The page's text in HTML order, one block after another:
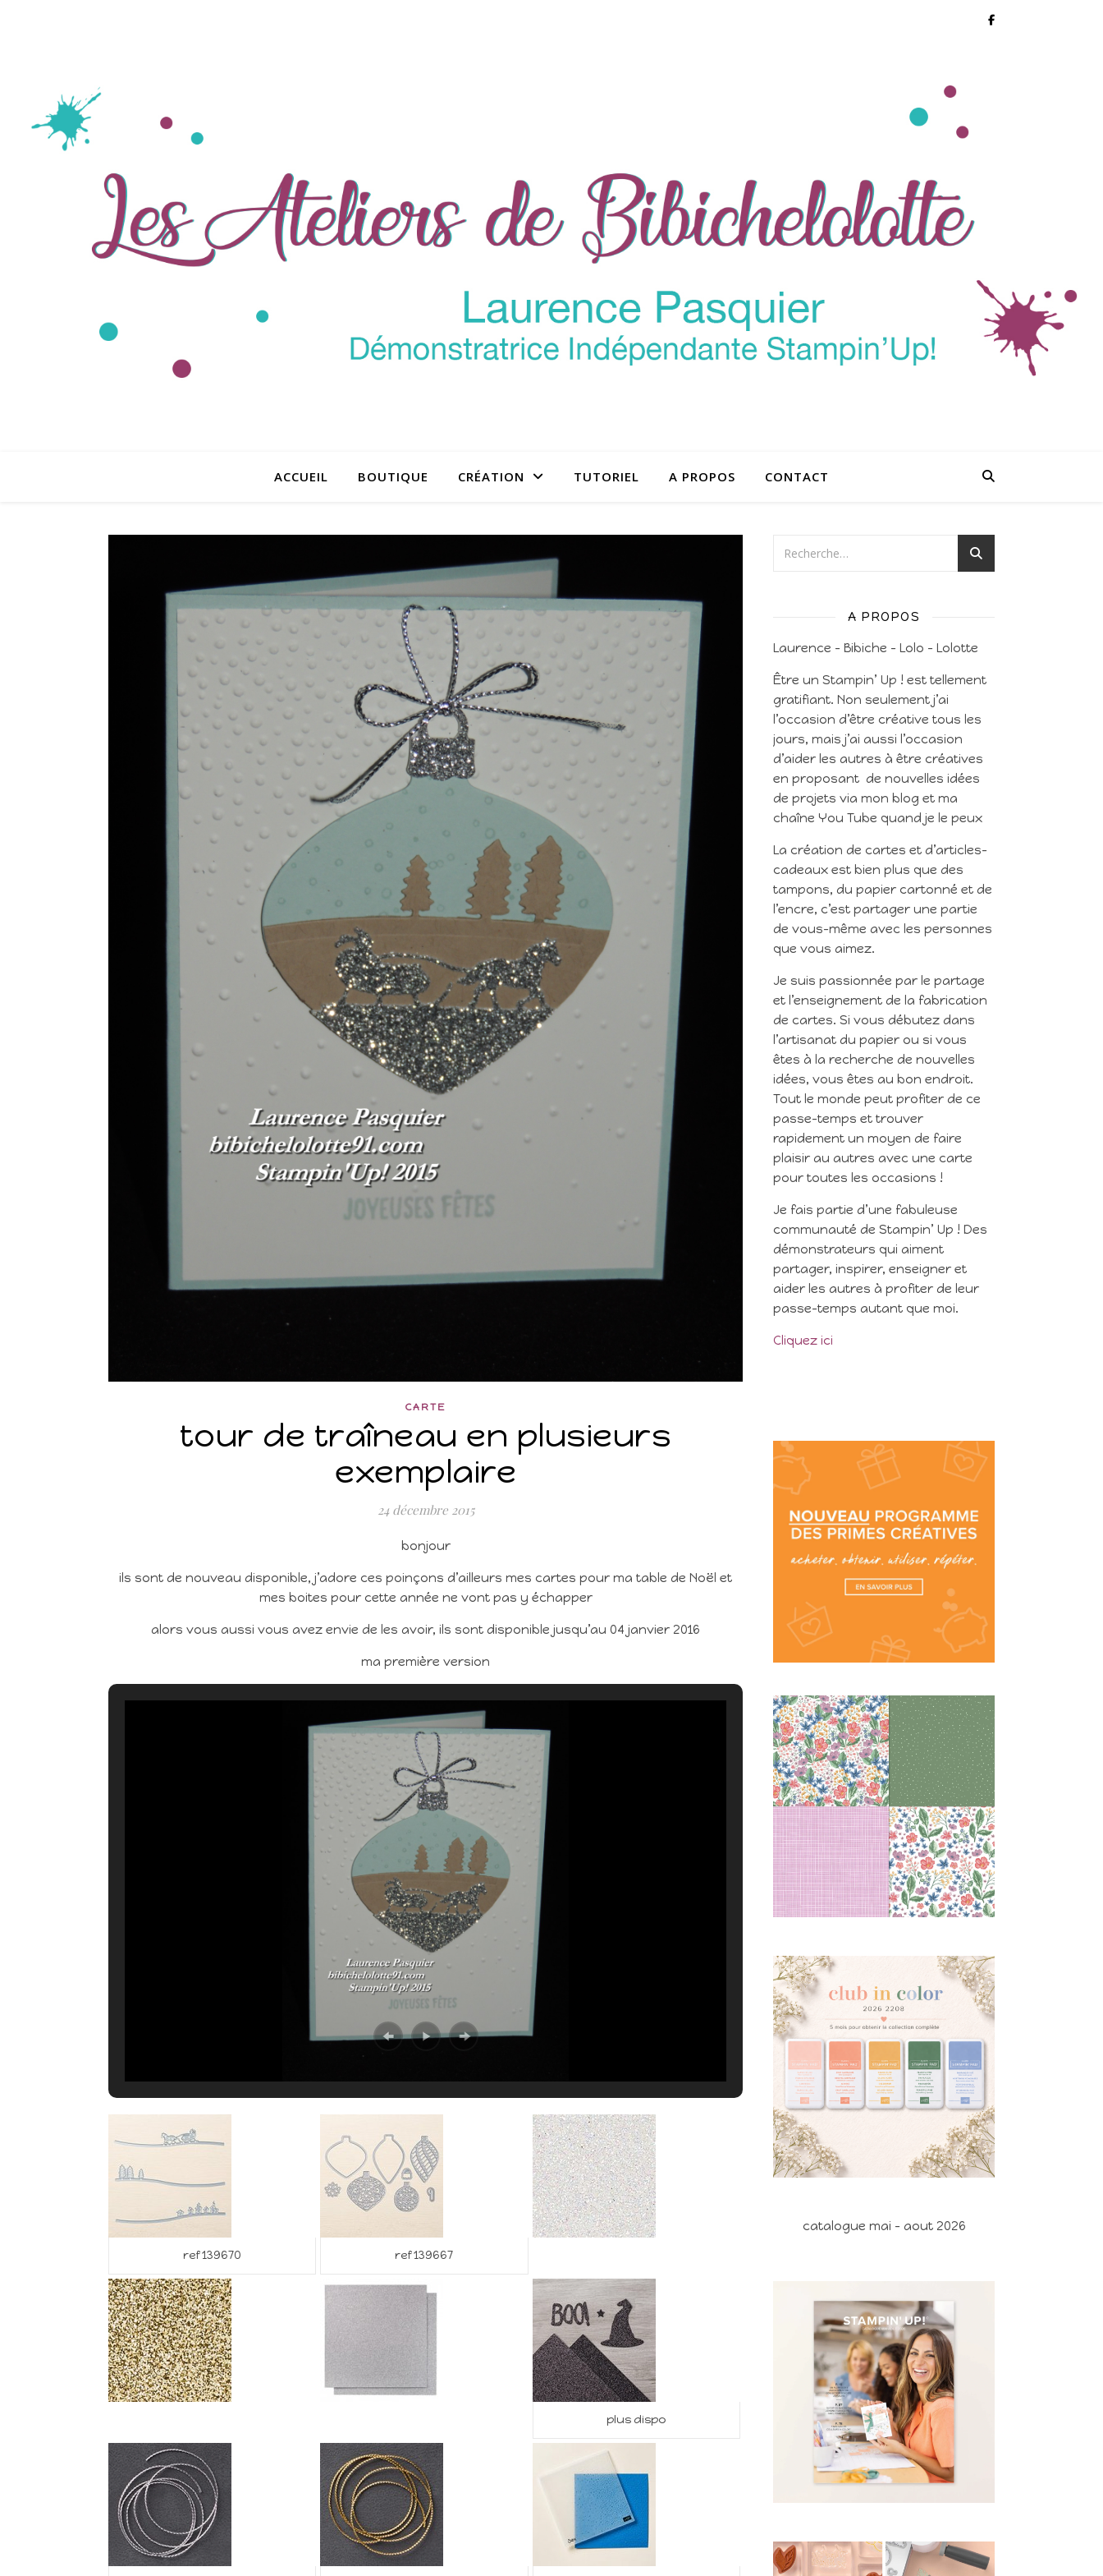
ACCUEIL BOUTIQUE CRÉATION TUTORIEL A PROPOS CONTACT
CARTE
tour de traîneau en plusieurs
exemplaire
24 décembre 2015
bonjour
ils sont de nouveau disponible, j’adore ces poinçons d’ailleurs mes cartes pour ma table de Noël et
mes boites pour cette année ne vont pas y échapper
alors vous aussi vous avez envie de les avoir, ils sont disponible jusqu’au 04 janvier 2016
ma première version
ref 139670 ref 139667
plus dispo
A PROPOS
Laurence – Bibiche – Lolo – Lolotte
Être un Stampin’ Up ! est tellement
gratifiant. Non seulement j’ai
l’occasion d’être créative tous les
jours, mais j’ai aussi l’occasion
d’aider les autres à être créatives
en proposant de nouvelles idées
de projets via mon blog et ma
chaîne You Tube quand je le peux
La création de cartes et d’articles-
cadeaux est bien plus que des
tampons, du papier cartonné et de
l’encre, c’est partager une partie
de vous-même avec les personnes
que vous aimez.
Je suis passionnée par le partage
et l’enseignement de la fabrication
de cartes. Si vous débutez dans
l’artisanat du papier ou si vous
êtes à la recherche de nouvelles
idées, vous êtes au bon endroit.
Tout le monde peut profiter de ce
passe-temps et trouver
rapidement un moyen de faire
plaisir au autres avec une carte
pour toutes les occasions !
Je fais partie d’une fabuleuse
communauté de Stampin’ Up ! Des
démonstrateurs qui aiment
partager, inspirer, enseigner et
aider les autres à profiter de leur
passe-temps autant que moi.
Cliquez ici
catalogue mai - aout 2026